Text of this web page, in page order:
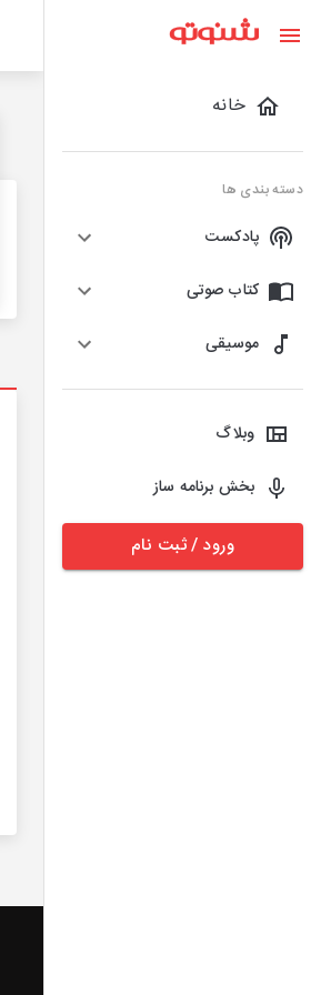
خانه
دسته بندی ها
پادکست
کتاب صوتی
موسیقی
وبلاگ
بخش برنامه ساز
ورود / ثبت نام